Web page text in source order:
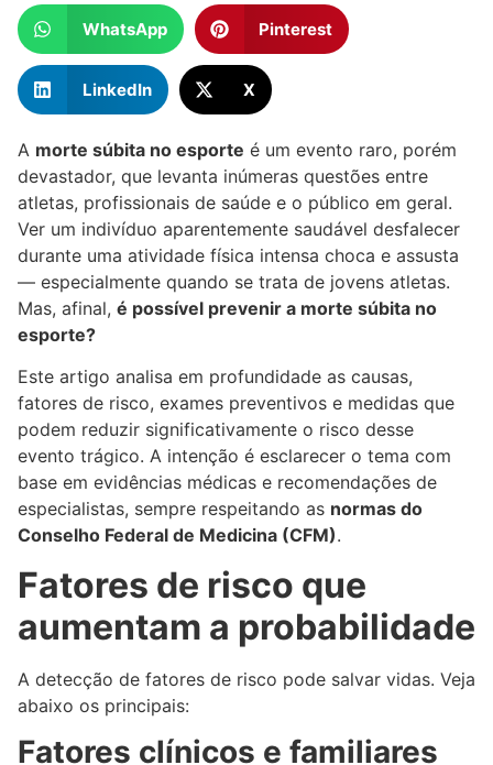
WhatsApp Pinterest
LinkedIn X
A morte súbita no esporte é um evento raro, porém
devastador, que levanta inúmeras questões entre
atletas, profissionais de saúde e o público em geral.
Ver um indivíduo aparentemente saudável desfalecer
durante uma atividade física intensa choca e assusta
— especialmente quando se trata de jovens atletas.
Mas, afinal, é possível prevenir a morte súbita no
esporte?
Este artigo analisa em profundidade as causas,
fatores de risco, exames preventivos e medidas que
podem reduzir significativamente o risco desse
evento trágico. A intenção é esclarecer o tema com
base em evidências médicas e recomendações de
especialistas, sempre respeitando as normas do
Conselho Federal de Medicina (CFM).
Fatores de risco que
aumentam a probabilidade
A detecção de fatores de risco pode salvar vidas. Veja
abaixo os principais:
Fatores clínicos e familiares